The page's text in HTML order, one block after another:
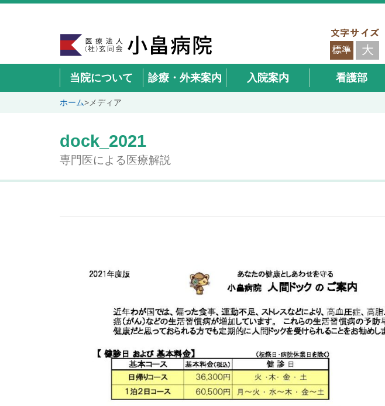
当院について 診療・外来案内 入院案内 看護部
ホーム> メディア
dock_2021
専門医による医療解説